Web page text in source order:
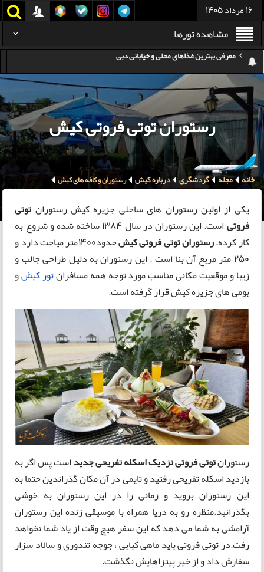
16 مرداد 1405
مشاهده تورها
هزینه سفر به گرجستان
هزینه سفر به تایلند
کدام هواپیمایی کدام ترمینال مهرآباد؟
استرداد بلیط هواپیما در شرایط جنگی
هزینه تفریحات استانبول ۲۰۲۵
سفر به ارمنستان | دیدنی‌ها و تجربیات جذاب
معرفی بهترین غذاهای محلی و خیابانی دبی
رستوران توتی فروتی کیش
خانه مجله گردشگری درباره کیش رستوران و کافه های کیش
یکی از اولین رستوران های ساحلی جزیره کیش رستوران توتی
فروتی
است. این رستوران در سال 1384 ساخته شده و شروع به
کار کرده.رستوران توتی فروتی کیش
حدود1400متر میاحت دارد و
250 متر مربع آن بنا است . این رستوران به دلیل طراحی جالب و
زیبا و موقعیت مکانی مناسب مورد توجه همه مسافرانتور کیشو
بومی های جزیره کیش قرار گرفته است.
رستورانتوتی فروتی نزدیک اسکله تفریحی جدیداست پس اگر به
بازدید اسکله تفریحی رفتید و تایمی در آن مکان گذراندین حتما به
این رستوران بروید و زمانی را در این رستوران به خوشی
بگذرانید.منظره رو به دریا همراه با موسیقی زنده این رستوران
آرامشی به شما می دهد که این سفر هیچ وقت از یاد شما نخواهد
رفت.در توتی فروتی باید ماهی کبابی ، جوجه تندوری و سالاد سزار
سفارش داد و از خیر پیتزاهایش نگذشت.